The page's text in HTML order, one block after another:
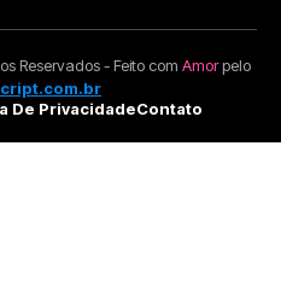
Reservados - Feito com Amorpelo
De PrivacidadeContato